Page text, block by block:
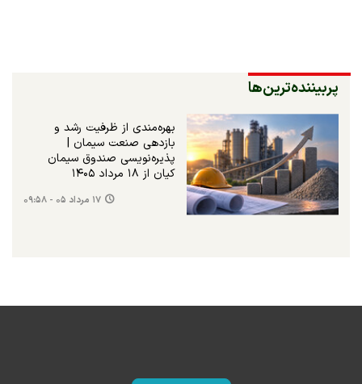
پربیننده‌ترین‌ها
بهره‌مندی از ظرفیت رشد و
بازدهی صنعت سیمان |
پذیره‌نویسی صندوق سیمان
کیان از ۱۸ مرداد ۱۴۰۵
۱۷ مرداد ۰۵ - ۰۹:۵۸